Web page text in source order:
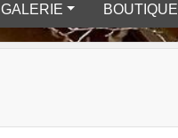
GALERIE BOUTIQUE